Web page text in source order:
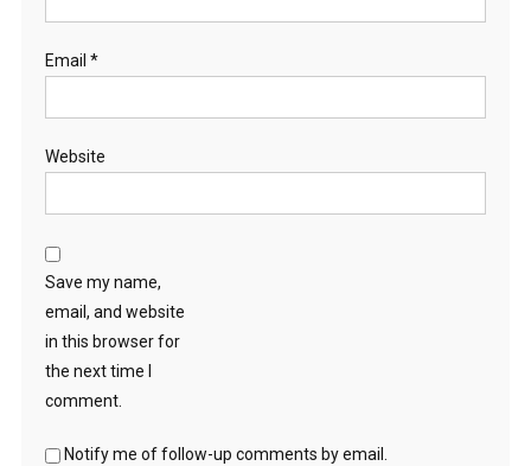
Email *
Website
Save my name,
email, and website
in this browser for
the next time I
comment.
Notify me of follow-up comments by email.